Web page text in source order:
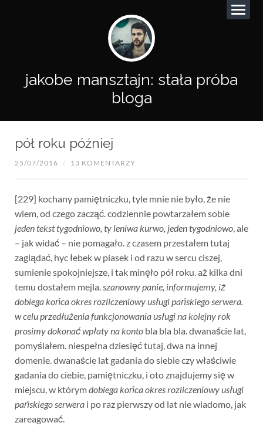
jakobe mansztajn: stała próba
bloga
pół roku później
25/07/2016 / 13 KOMENTARZY
[229] kochany pamiętniczku, tyle mnie nie było, że nie
wiem, od czego zacząć. codziennie powtarzałem sobie
jeden tekst tygodniowo, ty leniwa kurwo, jeden tygodniowo, ale
– jak widać – nie pomagało. z czasem przestałem tutaj
zaglądać, hyc łebek w piasek i od razu w sercu ciszej,
sumienie spokojniejsze, i tak minęło pół roku. aż kilka dni
temu dostałem mejla.szanowny panie, informujemy, iż
dobiega końca okres rozliczeniowy usługi pańskiego serwera.
w celu przedłużenia funkcjonowania usługi na kolejny rok
prosimy dokonać wpłaty na konto bla bla bla. dwanaście lat,
pomyślałem. niespełna dziesięć tutaj, dwa na innej
domenie. dwanaście lat gadania do siebie czy właściwie
gadania do ciebie, pamiętniczku, i oto znajdujemy się w
miejscu, w którymdobiega końca okres rozliczeniowy usługi
pańskiego serwerai po raz pierwszy od lat nie wiadomo, jak
zareagować.